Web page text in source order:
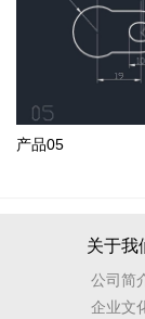
产品05
关于我
公司简
企业文